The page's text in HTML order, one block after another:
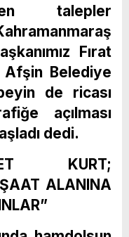
talepler
Fırat
Afşin Belediye
de ricası
açılması
dedi.
KURT;
ALANINA